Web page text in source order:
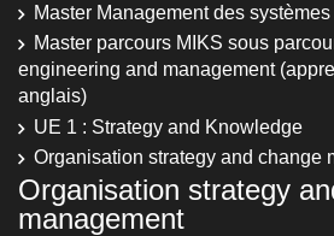
Master Management des
Master parcours MIKS sous
engineering and management
anglais)
UE 1 : Strategy and Knowledge
Organisation strategy and change
Organisation strategy
management